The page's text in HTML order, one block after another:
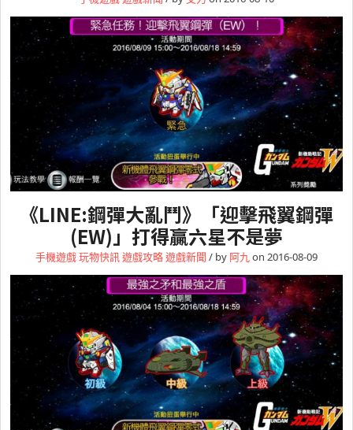
《LINE:鋼彈大亂鬥》「迎擊飛翼鋼彈
(EW)」打得贏六星不是夢
手機遊戲玩物快訊遊戲攻略遊戲新聞 / by 阿九on 2016-08-09